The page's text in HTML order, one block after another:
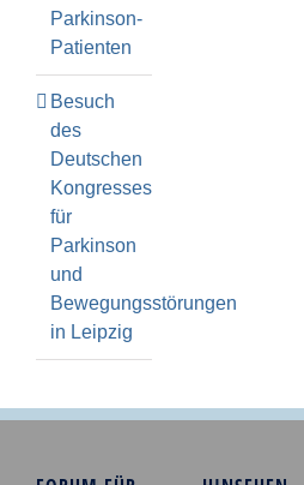
Parkinson-
Patienten
Besuch
des
Deutschen
Kongresses
für
Parkinson
und
Bewegungsstörungen
in Leipzig